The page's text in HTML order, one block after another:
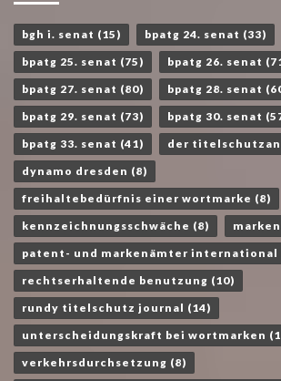
bgh i. senat (15) bpatg 24. senat (33)
bpatg 25. senat (75) bpatg 26. senat
bpatg 27. senat (80) bpatg 28. senat
bpatg 29. senat (73) bpatg 30. senat
bpatg 33. senat (41) der
dynamo dresden (8)
freihaltebedürfnis einer wortmarke (8)
kennzeichnungsschwäche (8)
patent- und markenämter international
rechtserhaltende benutzung (10)
rundy titelschutz journal (14)
unterscheidungskraft bei wortmarken
verkehrsdurchsetzung (8)